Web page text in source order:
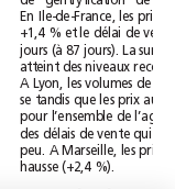
En Ile-de-France, les
+1,4% et le délai de
jours (à 87 La
atteint
des niveaux
A Lyon, les volumes
de
se
tandis que les prix
pour l’ensemble
de
des
délais de vente
qui
A les
hausse (+2,4%).